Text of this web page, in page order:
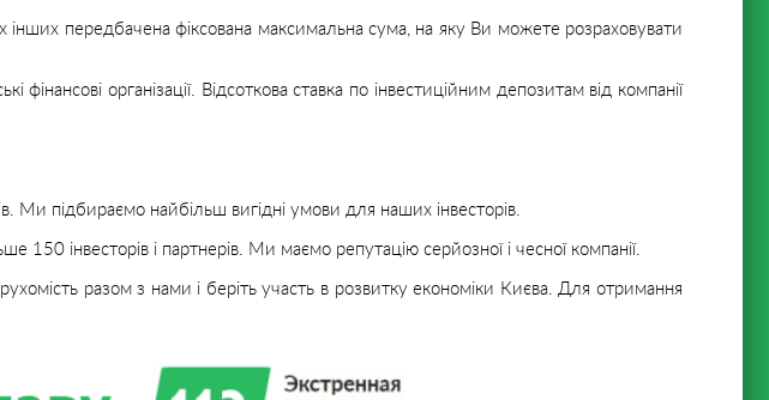
інших передбачена фіксована максимальна сума, на яку Ви можете розраховувати
організації. Відсоткова ставка по інвестиційним депозитам від компанії
Ми підбираємо найбільш вигідні умови для наших інвесторів.
інвесторів і партнерів. Ми маємо репутацію серйозної і чесної компанії.
разом з нами і беріть участь в розвитку економіки Києва. Для отримання